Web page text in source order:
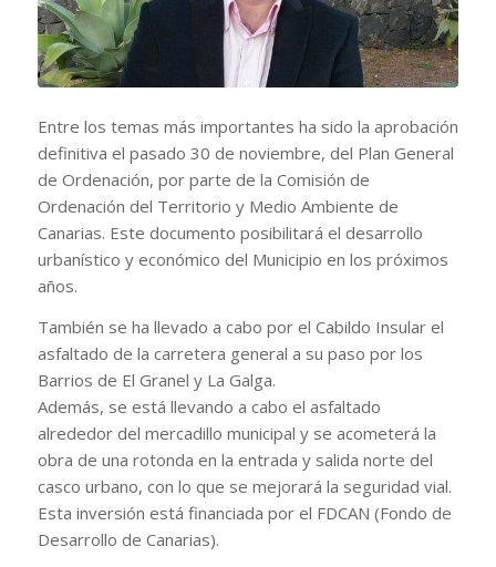
Entre los temas más importantes ha sido la aprobación
definitiva el pasado 30 de noviembre, del Plan General
de Ordenación, por parte de la Comisión de
Ordenación del Territorio y Medio Ambiente de
Canarias. Este documento posibilitará el desarrollo
urbanístico y económico del Municipio en los próximos
años.
También se ha llevado a cabo por el Cabildo Insular el
asfaltado de la carretera general a su paso por los
Barrios de El Granel y La Galga.
Además, se está llevando a cabo el asfaltado
alrededor del mercadillo municipal y se acometerá la
obra de una rotonda en la entrada y salida norte del
casco urbano, con lo que se mejorará la seguridad vial.
Esta inversión está financiada por el FDCAN (Fondo de
Desarrollo de Canarias).